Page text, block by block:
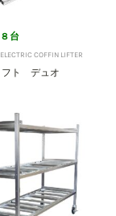
台
COFFIN LIFTER
フト デュオ